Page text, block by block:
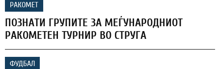
РАКОМЕТ
ПОЗНАТИ ГРУПИТЕ ЗА МЕЃУНАРОДНИОТ
РАКОМЕТЕН ТУРНИР ВО СТРУГА
ФУДБАЛ